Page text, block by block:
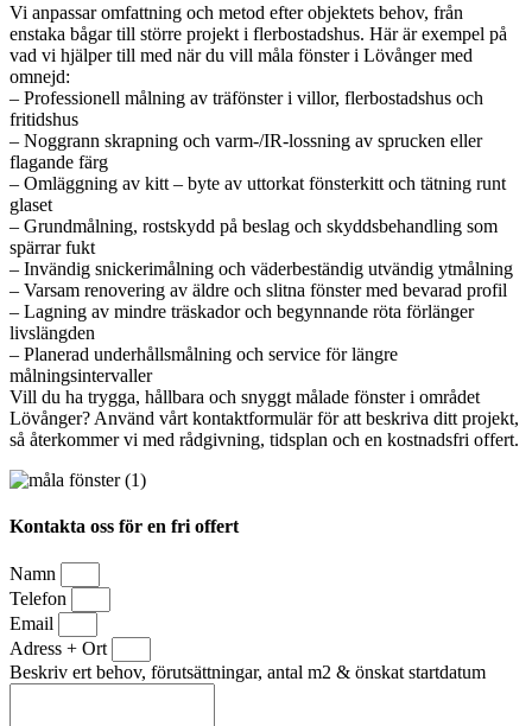
Vi anpassar omfattning och metod efter objektets behov, från
enstaka bågar till större projekt i flerbostadshus. Här är exempel på
vad vi hjälper till med när du vill måla fönster i Lövånger med
omnejd:
– Professionell målning av träfönster i villor, flerbostadshus och
fritidshus
– Noggrann skrapning och varm-/IR-lossning av sprucken eller
flagande färg
– Omläggning av kitt – byte av uttorkat fönsterkitt och tätning runt
glaset
– Grundmålning, rostskydd på beslag och skyddsbehandling som
spärrar fukt
– Invändig snickerimålning och väderbeständig utvändig ytmålning
– Varsam renovering av äldre och slitna fönster med bevarad profil
– Lagning av mindre träskador och begynnande röta förlänger
livslängden
– Planerad underhållsmålning och service för längre
målningsintervaller
Vill du ha trygga, hållbara och snyggt målade fönster i området
Lövånger? Använd vårt kontaktformulär för att beskriva ditt projekt,
så återkommer vi med rådgivning, tidsplan och en kostnadsfri offert.
Kontakta oss för en fri offert
Namn
Telefon
Email
Adress + Ort
Beskriv ert behov, förutsättningar, antal m2 & önskat startdatum